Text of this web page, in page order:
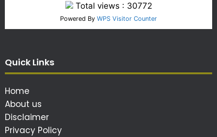
Total views : 30772
Powered By WPS Visitor Counter
Quick Links
Home
About us
Disclaimer
Privacy Policy